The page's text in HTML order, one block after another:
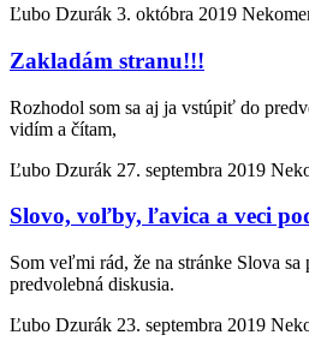
Ľubo Dzurák 3. októbra 2019
Zakladám stranu!!!
Rozhodol som sa aj ja vstúpiť do
vidím a čítam,
Ľubo Dzurák 27. septembra 2019
Slovo, voľby, ľavica a veci
Som veľmi rád, že na stránke Slova sa
predvolebná diskusia.
Ľubo Dzurák 23. septembra 2019